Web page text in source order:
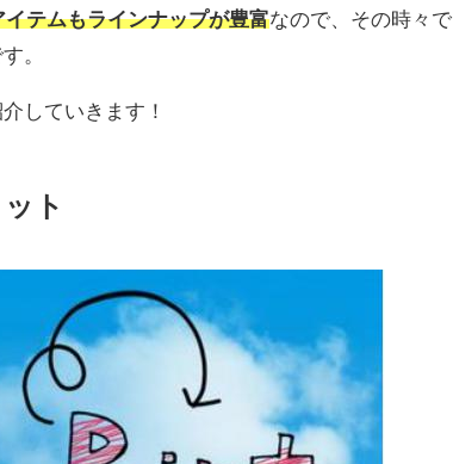
テムもラインナップが豊富なので、その時々で
。
していきます！
ト